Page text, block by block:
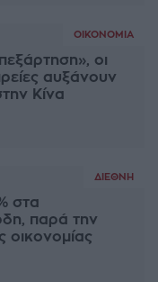
ΟΙΚΟΝΟΜΊΑ
οι
αυξάνουν
Κίνα
ΔΙΕΘΝΉ
στα
παρά την
οικονομίας